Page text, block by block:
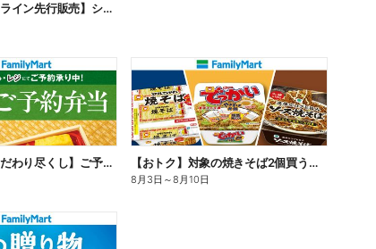
【ファミマオンライン先行販売】シルバニアファミリー
【旨さ格別、こだわり尽くし】ご予約弁当 【おトク】対象の焼きそば2個買うと100円引き!
8月3日 ～8月10日